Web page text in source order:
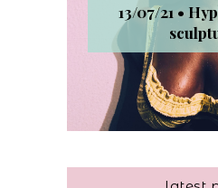
13/07/21 •